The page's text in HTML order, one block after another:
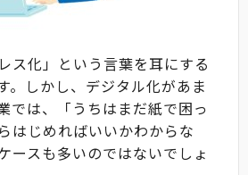
ス化」という言葉を耳にする
。しかし、デジタル化があま
では、「うちはまだ紙で困っ
はじめればいいかわからな
ースも多いのではないでしょ